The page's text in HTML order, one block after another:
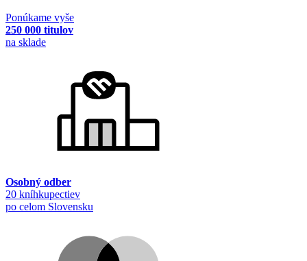
Ponúkame vyše
250 000 titulov
na sklade
Osobný odber
20 kníhkupectiev
po celom Slovensku